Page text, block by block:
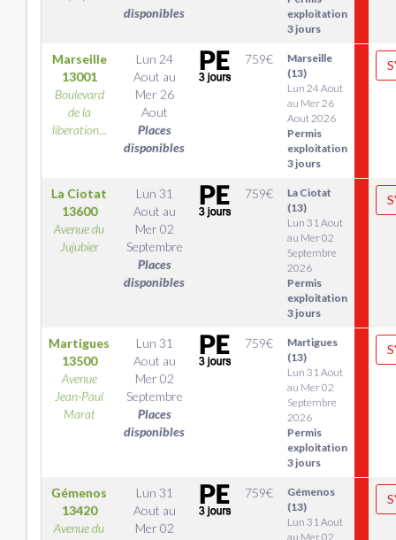
disponibles
exploitation
3 jours
Marseille
13001
Boulevard
de la
liberation...
Lun 24
Aout au
Mer 26
Aout
Places
disponibles
759€
Marseille
(13)
Lun 24 Aout
au Mer 26
Aout 2026
Permis
exploitation
3 jours
La Ciotat
13600
Avenue du
Jujubier
Lun 31
Aout au
Mer 02
Septembre
Places
disponibles
759€
La Ciotat
(13)
Lun 31 Aout
au Mer 02
Septembre
2026
Permis
exploitation
3 jours
Martigues
13500
Avenue
Jean-Paul
Marat
Lun 31
Aout au
Mer 02
Septembre
Places
disponibles
759€
Martigues
(13)
Lun 31 Aout
au Mer 02
Septembre
2026
Permis
exploitation
3 jours
Gémenos
13420
Avenue du
Lun 31
Aout au
Mer 02
759€
Gémenos
(13)
Lun 31 Aout
au Mer 02